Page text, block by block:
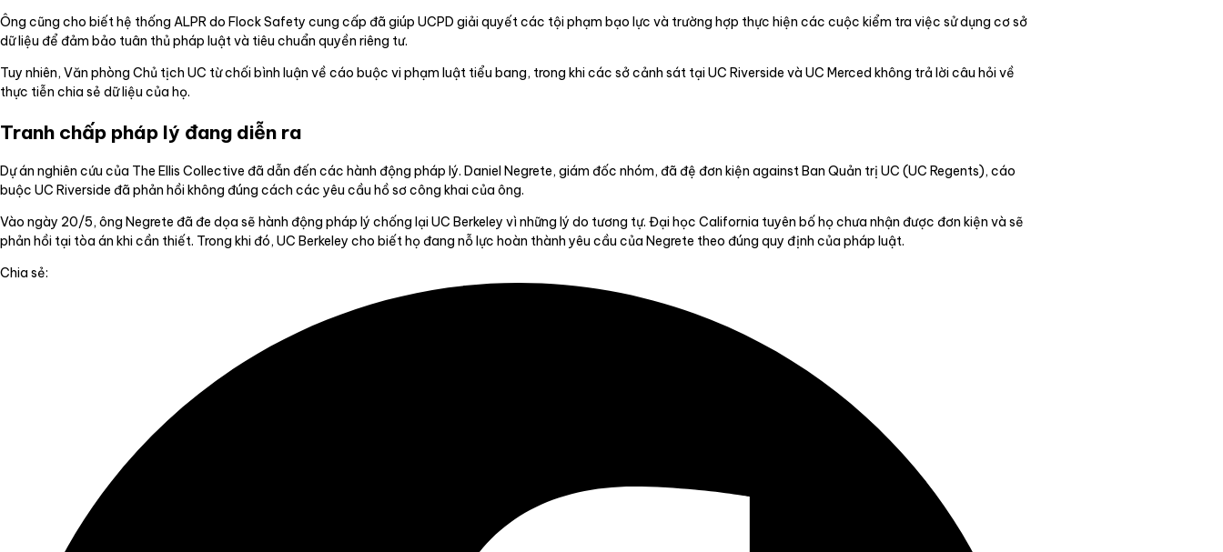
Ông cũng cho biết hệ thống ALPR do Flock Safety cung cấp đã giúp UCPD giải quyết các tội phạm bạo lực và trường hợp thực hiện các cuộc kiểm tra việc sử dụng cơ sở
dữ liệu để đảm bảo tuân thủ pháp luật và tiêu chuẩn quyền riêng tư.
Tuy nhiên, Văn phòng Chủ tịch UC từ chối bình luận về cáo buộc vi phạm luật tiểu bang, trong khi các sở cảnh sát tại UC Riverside và UC Merced không trả lời câu hỏi về
thực tiễn chia sẻ dữ liệu của họ.
Tranh chấp pháp lý đang diễn ra
Dự án nghiên cứu của The Ellis Collective đã dẫn đến các hành động pháp lý. Daniel Negrete, giám đốc nhóm, đã đệ đơn kiện against Ban Quản trị UC (UC Regents), cáo
buộc UC Riverside đã phản hồi không đúng cách các yêu cầu hồ sơ công khai của ông.
Vào ngày 20/5, ông Negrete đã đe dọa sẽ hành động pháp lý chống lại UC Berkeley vì những lý do tương tự. Đại học California tuyên bố họ chưa nhận được đơn kiện và sẽ
phản hồi tại tòa án khi cần thiết. Trong khi đó, UC Berkeley cho biết họ đang nỗ lực hoàn thành yêu cầu của Negrete theo đúng quy định của pháp luật.
Chia sẻ: